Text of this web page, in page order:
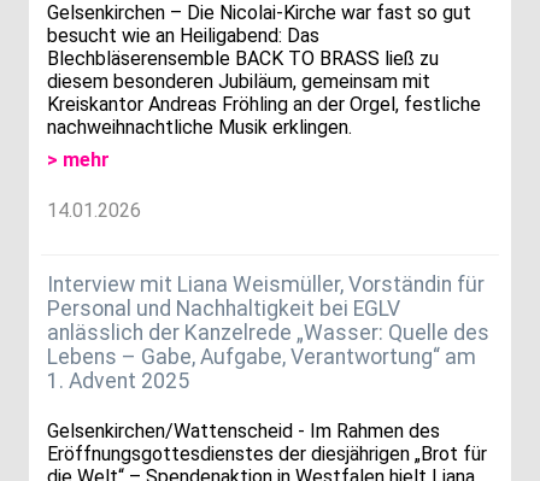
Gelsenkirchen – Die Nicolai-Kirche war fast so gut
besucht wie an Heiligabend: Das
Blechbläserensemble BACK TO BRASS ließ zu
diesem besonderen Jubiläum, gemeinsam mit
Kreiskantor Andreas Fröhling an der Orgel, festliche
nachweihnachtliche Musik erklingen.
> mehr
14.01.2026
Interview mit Liana Weismüller, Vorständin für
Personal und Nachhaltigkeit bei EGLV
anlässlich der Kanzelrede „Wasser: Quelle des
Lebens – Gabe, Aufgabe, Verantwortung“ am
1. Advent 2025
Gelsenkirchen/Wattenscheid - Im Rahmen des
Eröffnungsgottesdienstes der diesjährigen „Brot für